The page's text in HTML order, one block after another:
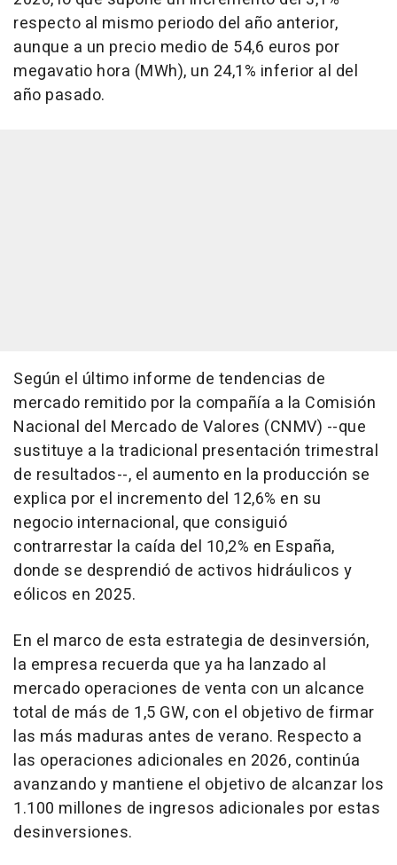
respecto al mismo periodo del año anterior,
aunque a un precio medio de 54,6 euros por
megavatio hora (MWh), un 24,1% inferior al del
año pasado.
Según el último informe de tendencias de
mercado remitido por la compañía a la Comisión
Nacional del Mercado de Valores (CNMV) --que
sustituye a la tradicional presentación trimestral
de resultados--, el aumento en la producción se
explica por el incremento del 12,6% en su
negocio internacional, que consiguió
contrarrestar la caída del 10,2% en España,
donde se desprendió de activos hidráulicos y
eólicos en 2025.
En el marco de esta estrategia de desinversión,
la empresa recuerda que ya ha lanzado al
mercado operaciones de venta con un alcance
total de más de 1,5 GW, con el objetivo de firmar
las más maduras antes de verano. Respecto a
las operaciones adicionales en 2026, continúa
avanzando y mantiene el objetivo de alcanzar los
1.100 millones de ingresos adicionales por estas
desinversiones.